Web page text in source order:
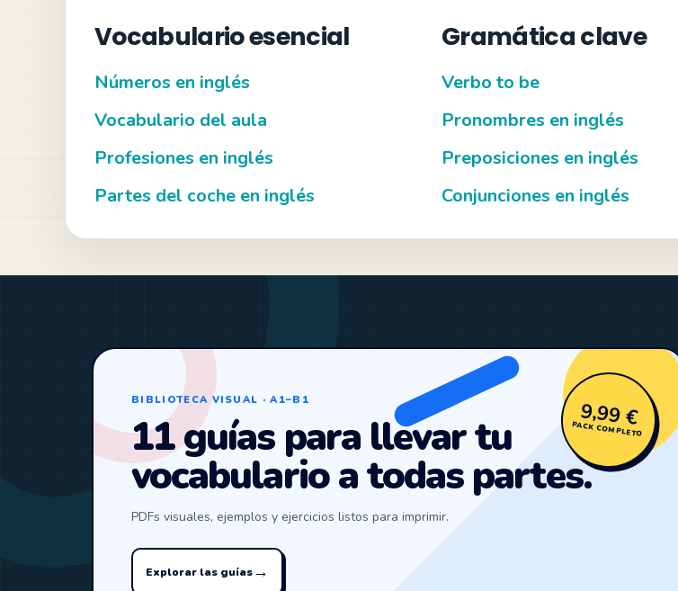
Vocabulario esencial
Números en inglés
Vocabulario del aula
Profesiones en inglés
Partes del coche en inglés
Gramática clave
Verbo to be
Pronombres en inglés
Preposiciones en inglés
Conjunciones en inglés
BIBLIOTECA VISUAL · A1–B1
11 guías para llevar tu
vocabulario a todas partes.
PDFs visuales, ejemplos y ejercicios listos para imprimir.
Explorar las guías→
9,99 €
PACK COMPLETO